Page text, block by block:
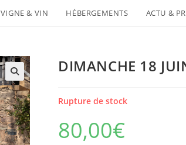
VIGNE & VIN HÉBERGEMENTS ACTU &
DIMANCHE 18
Rupture de stock
80,00€